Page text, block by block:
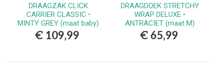
DRAAGZAK CLICK
CARRIER CLASSIC •
MINTY GREY (maat baby)
€ 109,99
DRAAGDOEK STRETCHY
WRAP DELUXE •
ANTRACIET (maat M)
€ 65,99